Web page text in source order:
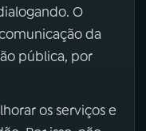
O
da
pública, por
os serviços e